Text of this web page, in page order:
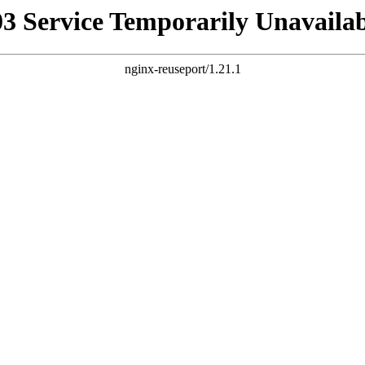
Service Temporarily
nginx-reuseport/1.21.1